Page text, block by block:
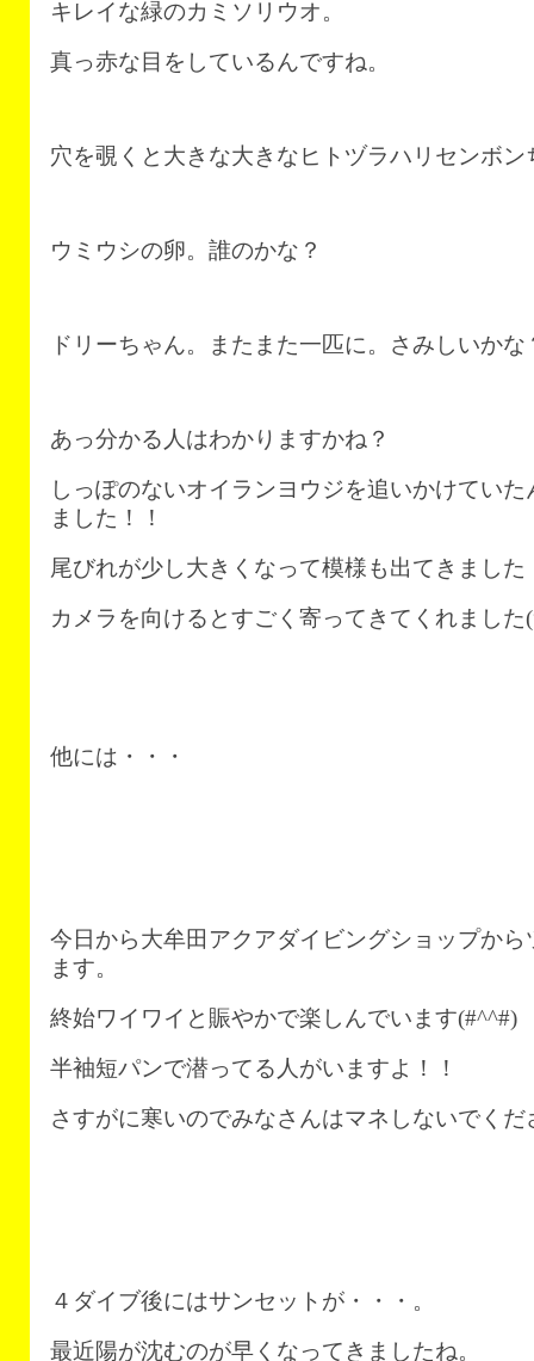
キレイな緑のカミソリウオ。
真っ赤な目をしているんですね。
穴を覗くと大きな大きなヒトヅラハリセンボン
ウミウシの卵。誰のかな？
ドリーちゃん。またまた一匹に。さみしいかな
あっ分かる人はわかりますかね？
しっぽのないオイランヨウジを追いかけてい
ました！！
尾びれが少し大きくなって模様も出てきました
カメラを向けるとすごく寄ってきてくれました
他には・・・
今日から大牟田アクアダイビングショップか
ます。
終始ワイワイと賑やかで楽しんでいます(#^^#)
半袖短パンで潜ってる人がいますよ！！
さすがに寒いのでみなさんはマネしないでくだ
４ダイブ後にはサンセットが・・・。
最近陽が沈むのが早くなってきましたね。